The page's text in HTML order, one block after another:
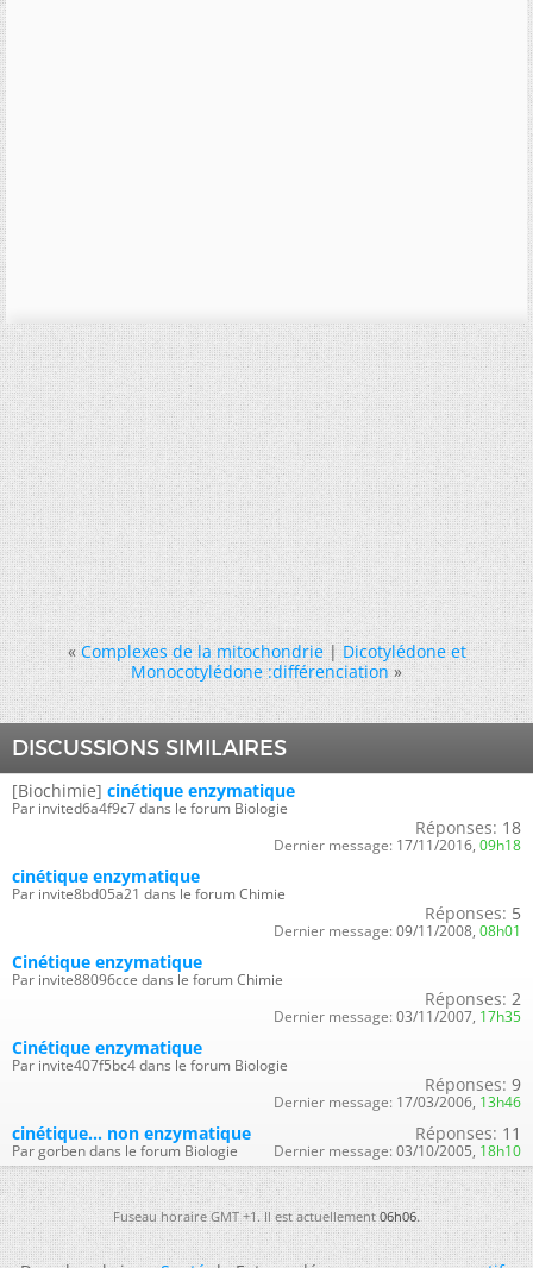
« Complexes de la mitochondrie|Dicotylédone et
Monocotylédone :différenciation »
DISCUSSIONS SIMILAIRES
[Biochimie] cinétique enzymatique
Par invited6a4f9c7 dans le forum Biologie
Réponses: 18
Dernier message: 17/11/2016, 09h18
cinétique enzymatique
Par invite8bd05a21 dans le forum Chimie
Réponses: 5
Dernier message: 09/11/2008, 08h01
Cinétique enzymatique
Par invite88096cce dans le forum Chimie
Réponses: 2
Dernier message: 03/11/2007, 17h35
Cinétique enzymatique
Par invite407f5bc4 dans le forum Biologie
Réponses: 9
Dernier message: 17/03/2006, 13h46
cinétique... non enzymatique
Par gorben dans le forum Biologie
Réponses: 11
Dernier message: 03/10/2005, 18h10
Fuseau horaire GMT +1. Il est actuellement06h06.